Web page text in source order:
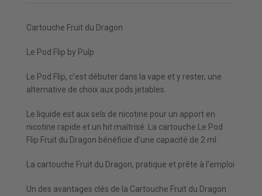
Cartouche Fruit du Dragon
Le Pod Flip by Pulp
Le Pod Flip, c'est débuter dans la vape et y rester, une
alternative de choix aux pods jetables.
Le liquide est aux sels de nicotine pour un apport en
nicotine rapide et un hit maîtrisé. La cartouche Le Pod
Flip Fruit du Dragon bénéficie d’une capacité de 2 ml.
La cartouche Fruit du Dragon, pratique et prête à l'emploi
Un des avantages clés de la Cartouche Fruit du Dragon